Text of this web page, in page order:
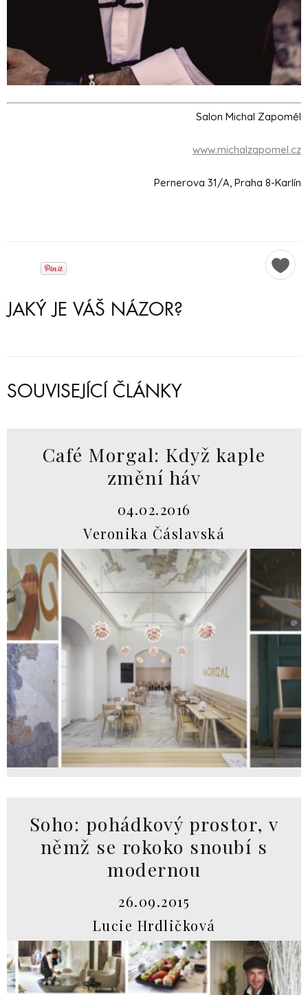
Salon Michal Zapoměl
www.michalzapomel.cz
Pernerova 31/A, Praha 8-Karlín
JAKÝ JE VÁŠ NÁZOR?
SOUVISEJÍCÍ ČLÁNKY
Café Morgal: Když kaple
změní háv
04.02.2016
Veronika Čáslavská
Soho: pohádkový prostor, v
němž se rokoko snoubí s
modernou
26.09.2015
Lucie Hrdličková